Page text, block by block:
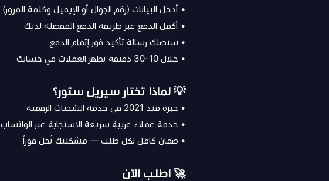
• أدخل البيانات (رقم الجوال أو الإيميل وكلمة المرور)
• أكمل الدفع عبر طريقة الدفع المفضلة لديك
• ستصلك رسالة تأكيد فور إتمام الدفع
• خلال 10-30 دقيقة تظهر العملات في حسابك
💡 لماذا تختار سيريل ستور؟
• خبرة منذ 2021 في خدمة الشحنات الرقمية
• خدمة عملاء عربية سريعة الاستجابة عبر الواتساب
• ضمان كامل لكل طلب — مشكلتك تُحل فوراً
🚀 اطلب الآن